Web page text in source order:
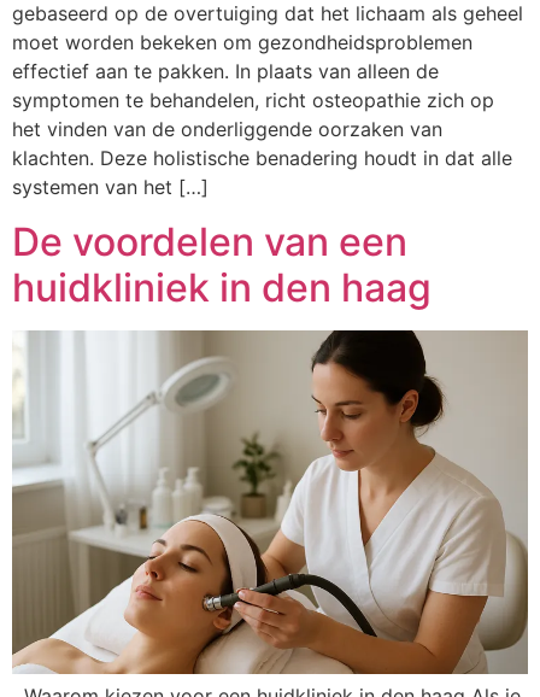
gebaseerd op de overtuiging dat het lichaam als geheel
moet worden bekeken om gezondheidsproblemen
effectief aan te pakken. In plaats van alleen de
symptomen te behandelen, richt osteopathie zich op
het vinden van de onderliggende oorzaken van
klachten. Deze holistische benadering houdt in dat alle
systemen van het […]
De voordelen van een
huidkliniek in den haag